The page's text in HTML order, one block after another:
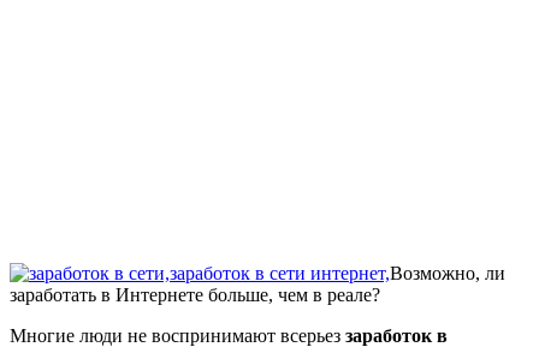
Возможно, ли
заработать в Интернете больше, чем в реале?
Многие люди не воспринимают всерьез заработок в